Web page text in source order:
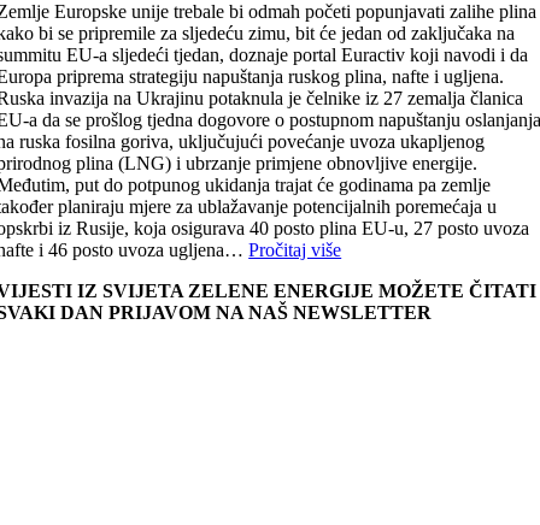
Europske unije trebale bi odmah početi popunjavati zalihe plina
bi se pripremile za sljedeću zimu, bit će jedan od zaključaka na
EU-a sljedeći tjedan, doznaje portal Euractiv koji navodi i da
priprema strategiju napuštanja ruskog plina, nafte i ugljena.
invazija na Ukrajinu potaknula je čelnike iz 27 zemalja članica
a da se prošlog tjedna dogovore o postupnom napuštanju
ruska fosilna goriva, uključujući povećanje uvoza ukapljenog
plina (LNG) i ubrzanje primjene obnovljive energije.
put do potpunog ukidanja trajat će godinama pa zemlje
planiraju mjere za ublažavanje potencijalnih poremećaja u
iz Rusije, koja osigurava 40 posto plina EU-u, 27 posto uvoza
i 46 posto uvoza ugljena…Pročitaj više
IZ SVIJETA ZELENE ENERGIJE MOŽETE ČITATI
DAN PRIJAVOM NA NAŠ NEWSLETTER